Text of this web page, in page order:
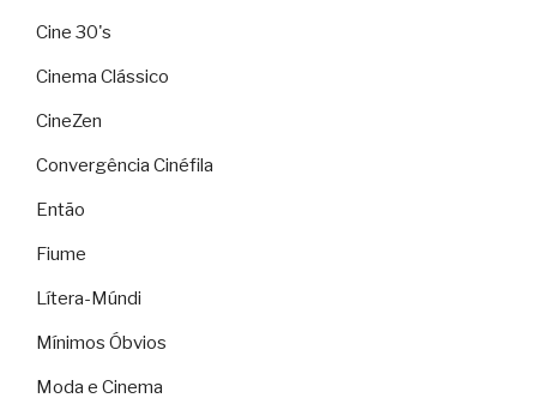
Cine 30's
Cinema Clássico
CineZen
Convergência Cinéfila
Então
Fiume
Lítera-Múndi
Mínimos Óbvios
Moda e Cinema